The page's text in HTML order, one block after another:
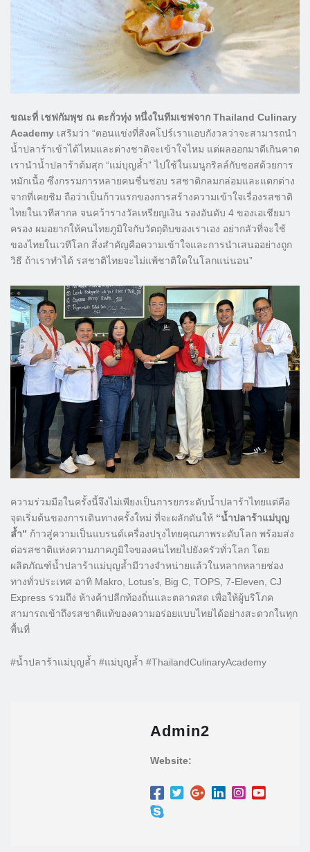
ขณะที่ เชฟกัมพุช ณ ตะกั่วทุ่ง หนึ่งในทีมเชฟจาก Thailand Culinary
Academy เสริมว่า “ตอนแข่งที่สิงคโปร์เราแอบกังวลว่าจะสามารถนำ
น้ำปลาร้าเข้าได้ไหมและต่างชาติจะเข้าใจไหม แต่ผลออกมาดีเกินคาด
เรานำน้ำปลาร้าต้มสุก “แม่บุญล้ำ” ไปใช้ในเมนูกริลล์กับซอสด้วยการ
หมักเนื้อ ซึ่งกรรมการหลายคนชื่นชอบ รสชาติกลมกล่อมและแตกต่าง
จากที่เคยชิม ถือว่าเป็นก้าวแรกของการสร้างความเข้าใจเรื่องรสชาติ
ไทยในเวทีสากล จนคว้ารางวัลเหรียญเงิน รองอันดับ 4 ของเอเชียมา
ครอง ผมอยากให้คนไทยภูมิใจกับวัตถุดิบของเราเอง อย่ากลัวที่จะใช้
ของไทยในเวทีโลก สิ่งสำคัญคือความเข้าใจและการนำเสนออย่างถูก
วิธี ถ้าเราทำได้ รสชาติไทยจะไม่แพ้ชาติใดในโลกแน่นอน”
ความร่วมมือในครั้งนี้จึงไม่เพียงเป็นการยกระดับน้ำปลาร้าไทยแต่คือ
จุดเริ่มต้นของการเดินทางครั้งใหม่ ที่จะผลักดันให้ “น้ำปลาร้าแม่บุญ
ล้ำ” ก้าวสู่ความเป็นแบรนด์เครื่องปรุงไทยคุณภาพระดับโลก พร้อมส่ง
ต่อรสชาติแห่งความภาคภูมิใจของคนไทยไปยังครัวทั่วโลก โดย
ผลิตภัณฑ์น้ำปลาร้าแม่บุญล้ำมีวางจำหน่ายแล้วในหลากหลายช่อง
ทางทั่วประเทศ อาทิ Makro, Lotus’s, Big C, TOPS, 7-Eleven, CJ
Express รวมถึง ห้างค้าปลีกท้องถิ่นและตลาดสด เพื่อให้ผู้บริโภค
สามารถเข้าถึงรสชาติแท้ของความอร่อยแบบไทยได้อย่างสะดวกในทุก
พื้นที่
#น้ำปลาร้าแม่บุญล้ำ #แม่บุญล้ำ #ThailandCulinaryAcademy
Admin2
Website: